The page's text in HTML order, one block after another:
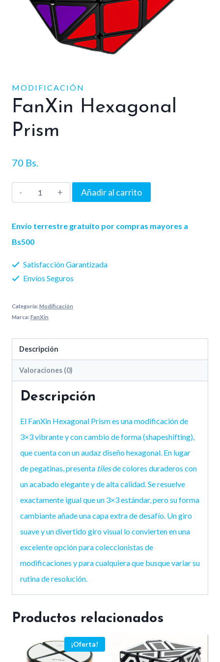
MODIFICACIÓN
FanXin Hexagonal
Prism
70 Bs.
FanXin
Hexagonal
Prism
cantidad
Añadir al carrito
Envío terrestre gratuito por compras mayores a
Bs500
Satisfacción Garantizada
Envíos Seguros
Categoría:Modificación
Marca:FanXin
Descripción
Valoraciones (0)
Descripción
El FanXin Hexagonal Prism es una modificación de
3×3 vibrante y con cambio de forma (shapeshifting),
que cuenta con un audaz diseño hexagonal. En lugar
de pegatinas, presenta tilesde colores duraderos con
un acabado elegante y de alta calidad. Se resuelve
exactamente igual que un 3×3 estándar, pero su forma
cambiante añade una capa extra de desafío. Un giro
suave y un divertido giro visual lo convierten en una
excelente opción para coleccionistas de
modificaciones y para cualquiera que busque variar su
rutina de resolución.
Productos relacionados
¡Oferta!